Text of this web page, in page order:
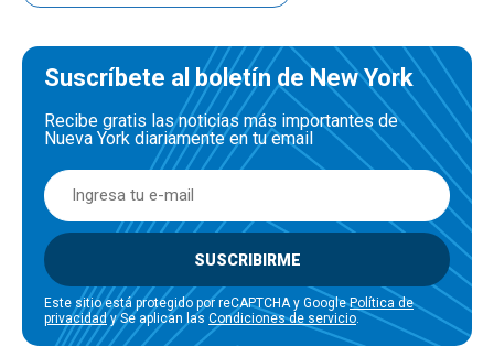
Suscríbete al boletín de New York
Recibe gratis las noticias más importantes de
Nueva York diariamente en tu email
SUSCRIBIRME
Este sitio está protegido por reCAPTCHA y GooglePolítica de
privacidady Se aplican las Condiciones de servicio.